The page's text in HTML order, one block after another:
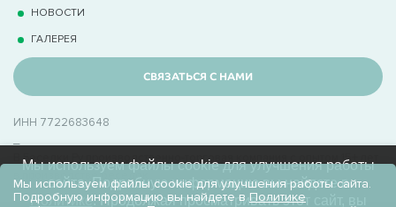
НОВОСТИ
ГАЛЕРЕЯ
СВЯЗАТЬСЯ С НАМИ
ИНН 7722683648
В Беседки.Ру производственно-торговая компания с опытом 15+ лет
Мы используем файлы cookie для улучшения работы сайта.
Подробную информацию вы найдете в Политике
Мы используем файлы cookie для улучшения работы
сайта. Подробную информацию вы найдете в
Политике. Продолжая просматривать этот сайт, вы